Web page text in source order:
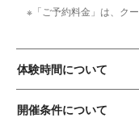
※「ご予約料金」は、ク
体験時間について
開催条件について